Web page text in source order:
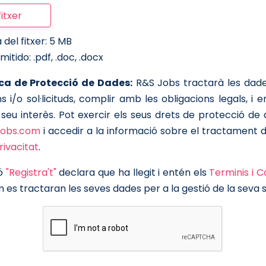
fitxer: 5 MB
.pdf, .doc, .docx
de Protecció de Dades:R&S Jobs tractarà les
i/o sol·licituds, complir amb les obligacions legals, i
interès. Pot exercir els seus drets de protecció de
i accedir a la informació sobre el tractament
.
"Registra't"declara que ha llegit i entén els Terminis i
es tractaran les seves dades per a la gestió de la seva